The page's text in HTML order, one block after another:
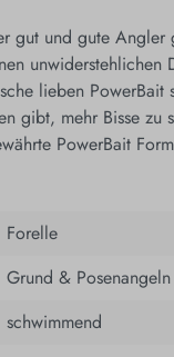
gut und gute
unwiderstehlichen
lieben PowerBait
gibt, mehr Bisse zu
PowerBait
Forelle
Grund &
schwimmend